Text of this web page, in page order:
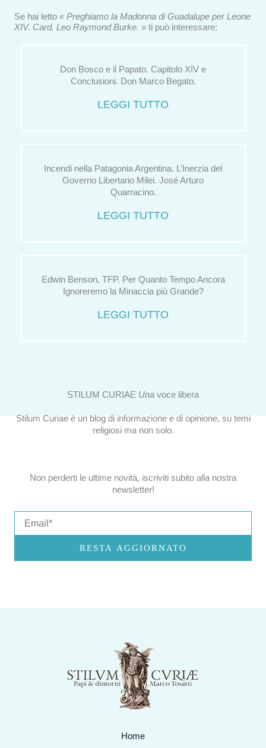
Se hai letto « Preghiamo la Madonna di Guadalupe per Leone
XIV. Card. Leo Raymond Burke. » ti può interessare:
Don Bosco e il Papato. Capitolo XIV e
Conclusioni. Don Marco Begato.
LEGGI TUTTO
Incendi nella Patagonia Argentina. L’Inerzia del
Governo Libertario Milei. José Arturo
Quarracino.
LEGGI TUTTO
Edwin Benson, TFP. Per Quanto Tempo Ancora
Ignoreremo la Minaccia più Grande?
LEGGI TUTTO
STILUM CURIAE Una voce libera
Stilum Curiae è un blog di informazione e di opinione, su temi
religiosi ma non solo.
Non perderti le ultime novità, iscriviti subito alla nostra
newsletter!
RESTA AGGIORNATO
Home